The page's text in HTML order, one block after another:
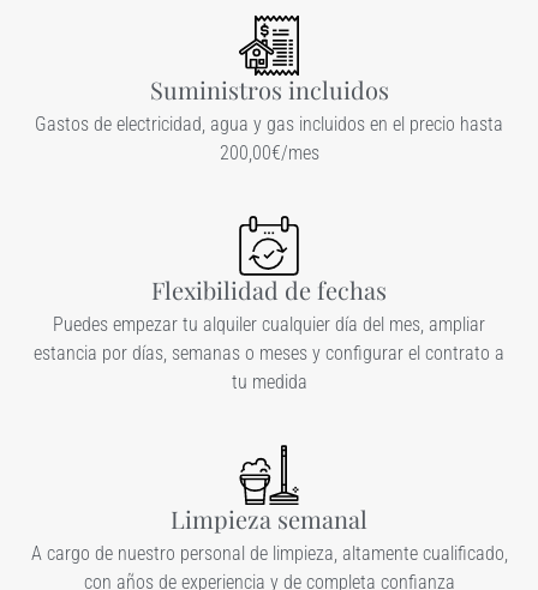
Suministros incluidos
Gastos de electricidad, agua y gas incluidos en el precio hasta
200,00€/mes
Flexibilidad de fechas
Puedes empezar tu alquiler cualquier día del mes, ampliar
estancia por días, semanas o meses y configurar el contrato a
tu medida
Limpieza semanal
A cargo de nuestro personal de limpieza, altamente cualificado,
con años de experiencia y de completa confianza